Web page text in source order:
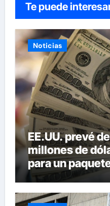
Te puede
Noticias
EE.UU. prevé
millones de
para un